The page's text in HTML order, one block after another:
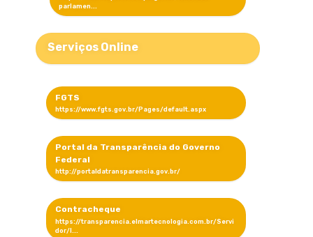
Serviços Online
FGTS
Portal da Transparência do Governo
Federal
Contracheque